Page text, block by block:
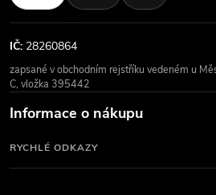
IČ: 28260864
zapsané v obchodním rejstříku vedeném u
C, vložka 395442
Informace o nákupu
RYCHLÉ ODKAZY